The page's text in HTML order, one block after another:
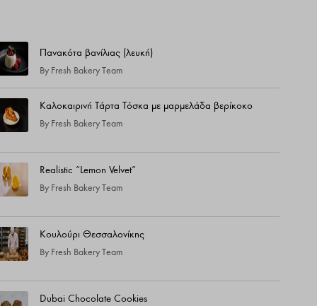
Πανακότα βανίλιας (λευκή)
By Fresh Bakery Team
Καλοκαιρινή Τάρτα Τόσκα με μαρμελάδα βερίκοκο
By Fresh Bakery Team
Realistic “Lemon Velvet”
By Fresh Bakery Team
Κουλούρι Θεσσαλονίκης
By Fresh Bakery Team
Dubai Chocolate Cookies